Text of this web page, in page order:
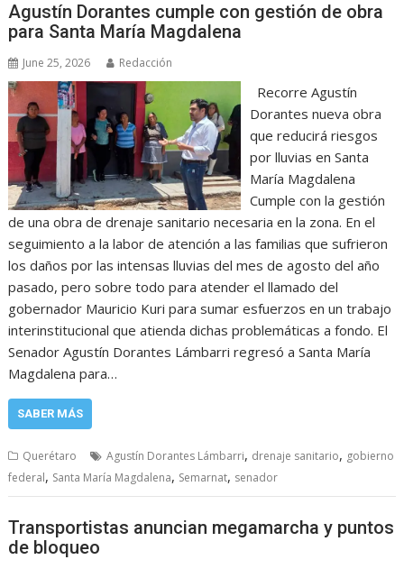
Agustín Dorantes cumple con gestión de obra
para Santa María Magdalena
June 25, 2026 Redacción
Recorre Agustín
Dorantes nueva obra
que reducirá riesgos
por lluvias en Santa
María Magdalena
Cumple con la gestión
de una obra de drenaje sanitario necesaria en la zona. En el
seguimiento a la labor de atención a las familias que sufrieron
los daños por las intensas lluvias del mes de agosto del año
pasado, pero sobre todo para atender el llamado del
gobernador Mauricio Kuri para sumar esfuerzos en un trabajo
interinstitucional que atienda dichas problemáticas a fondo. El
Senador Agustín Dorantes Lámbarri regresó a Santa María
Magdalena para…
SABER MÁS
Querétaro Agustín Dorantes Lámbarri, drenaje sanitario, gobierno
federal, Santa María Magdalena, Semarnat, senador
Transportistas anuncian megamarcha y puntos
de bloqueo